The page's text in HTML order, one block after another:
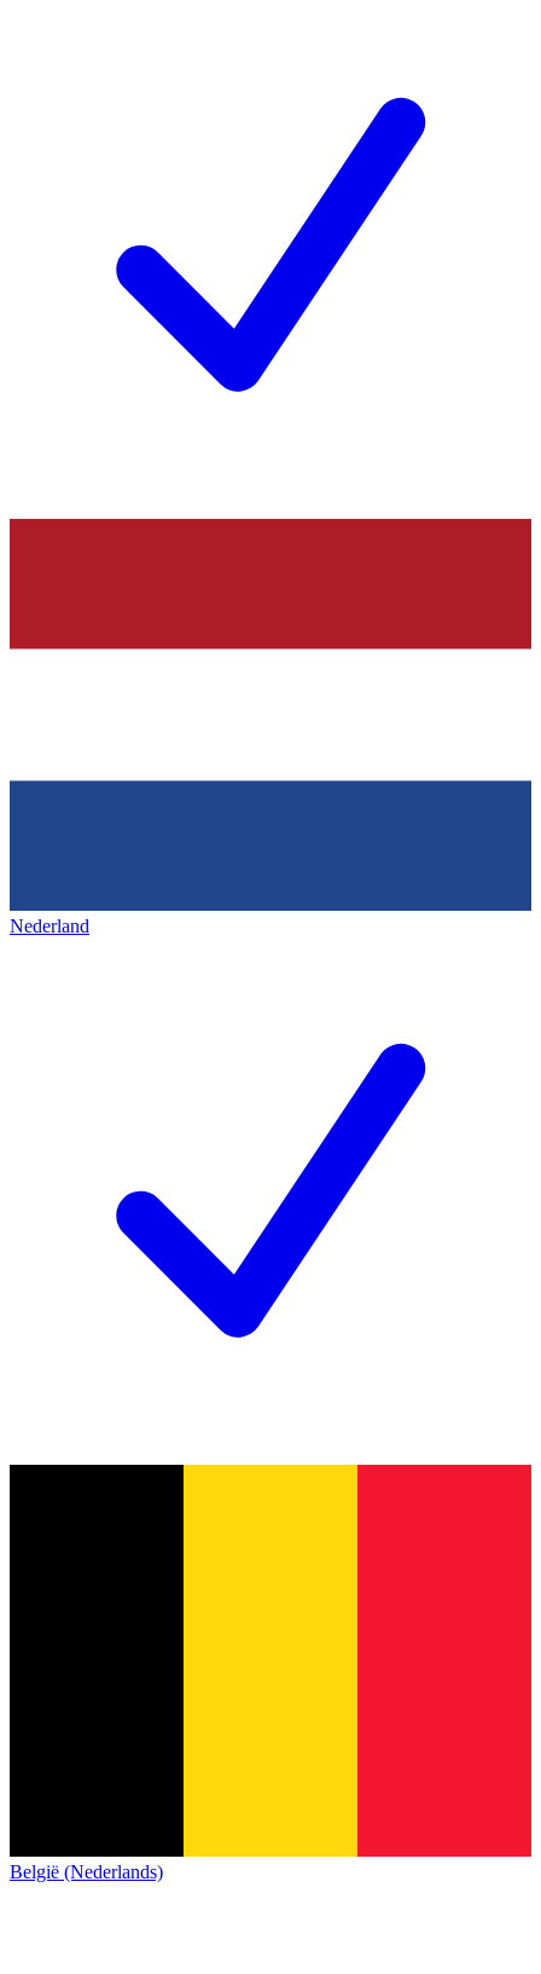
Nederland
België (Nederlands)